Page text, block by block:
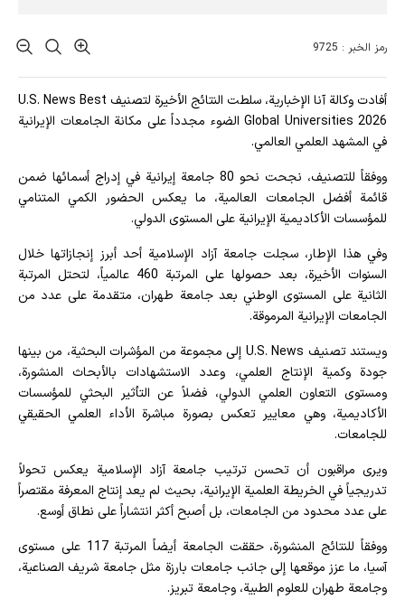
رمز الخبر : 9725
أفادت وکالة آنا الإخباریة، سلطت النتائج الأخيرة لتصنيف U.S. News Best
Global Universities 2026 الضوء مجدداً على مكانة الجامعات الإيرانية
في المشهد العلمي العالمي.
ووفقاً للتصنيف، نجحت نحو 80 جامعة إيرانية في إدراج أسمائها ضمن
قائمة أفضل الجامعات العالمية، ما يعكس الحضور الكمي المتنامي
للمؤسسات الأكاديمية الإيرانية على المستوى الدولي.
وفي هذا الإطار، سجلت جامعة آزاد الإسلامية أحد أبرز إنجازاتها خلال
السنوات الأخيرة، بعد حصولها على المرتبة 460 عالمياً، لتحتل المرتبة
الثانية على المستوى الوطني بعد جامعة طهران، متقدمة على عدد من
الجامعات الإيرانية المرموقة.
ويستند تصنيف U.S. News إلى مجموعة من المؤشرات البحثية، من بينها
جودة وكمية الإنتاج العلمي، وعدد الاستشهادات بالأبحاث المنشورة،
ومستوى التعاون العلمي الدولي، فضلاً عن التأثير البحثي للمؤسسات
الأكاديمية، وهي معايير تعكس بصورة مباشرة الأداء العلمي الحقيقي
للجامعات.
ويرى مراقبون أن تحسن ترتيب جامعة آزاد الإسلامية يعكس تحولاً
تدريجياً في الخريطة العلمية الإيرانية، بحيث لم يعد إنتاج المعرفة مقتصراً
على عدد محدود من الجامعات، بل أصبح أكثر انتشاراً على نطاق أوسع.
ووفقاً للنتائج المنشورة، حققت الجامعة أيضاً المرتبة 117 على مستوى
آسيا، ما عزز موقعها إلى جانب جامعات بارزة مثل جامعة شريف الصناعية،
وجامعة طهران للعلوم الطبية، وجامعة تبريز.